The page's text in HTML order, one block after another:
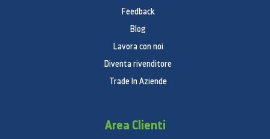
Feedback
Blog
Lavora con noi
Diventa rivenditore
Trade In Aziende
Area Clienti